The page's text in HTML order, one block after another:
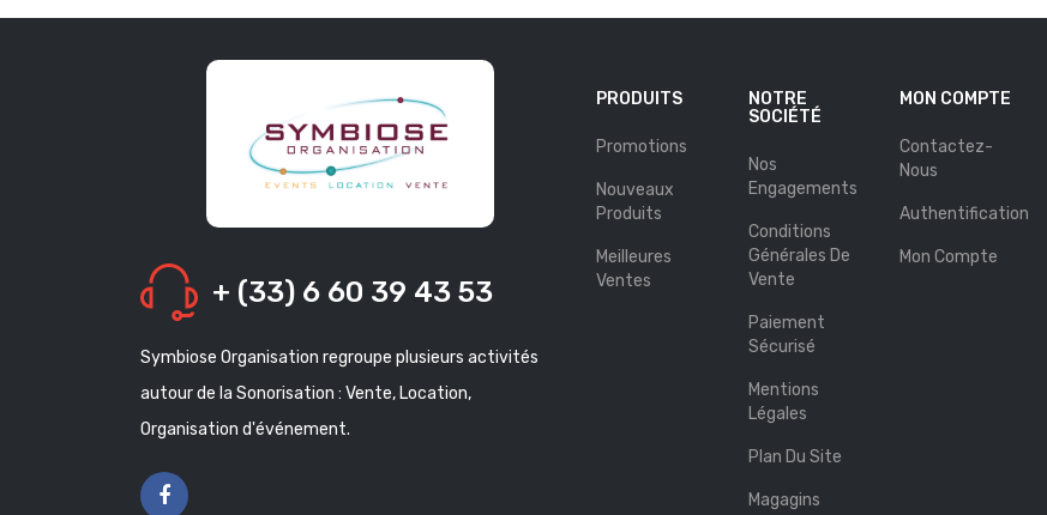
+ (33) 6 60 39 43 53
Symbiose Organisation regroupe plusieurs activités
autour de la Sonorisation : Vente, Location,
Organisation d'événement.
PRODUITS
Promotions
Nouveaux
Produits
Meilleures
Ventes
NOTRE
SOCIÉTÉ
Nos
Engagements
Conditions
Générales De
Vente
Paiement
Sécurisé
Mentions
Légales
Plan Du Site
Magagins
MON COMPTE
Contactez-
Nous
Authentification
Mon Compte